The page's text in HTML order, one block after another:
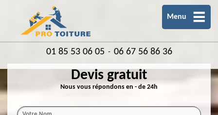
Menu
01 85 53 06 05 - 06 67 56 86 36
Devis gratuit
Nous vous répondons en - de 24h